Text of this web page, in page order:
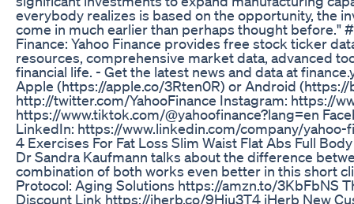
everybody realizes is based on the opportunity, the
come in much earlier than perhaps thought
Finance: Yahoo Finance provides free stock ticker
resources, comprehensive market data, advanced
financial life. - Get the latest news and data at
Apple (https://apple.co/3Rten0R) or Android (https://
http://twitter.com/YahooFinance Instagram: https://
https://www.tiktok.com/@yahoofinance?lang=en
LinkedIn: https://www.linkedin.com/company/yahoo-
4 Exercises For Fat Loss Slim Waist Flat Abs Full
Dr Sandra Kaufmann talks about the difference
combination of both works even better in this short
Protocol: Aging Solutions https://amzn.to/3KbFbNS
Discount Link https://iherb.co/9Hiu3T4 iHerb New